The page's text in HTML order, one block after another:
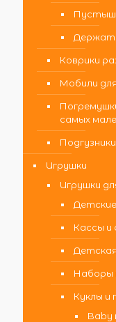
Коврики
Мобили
самых
Подгузники
Игрушки
Игрушки
Детские
Кассы и
Наборы
Куклы и
Baby